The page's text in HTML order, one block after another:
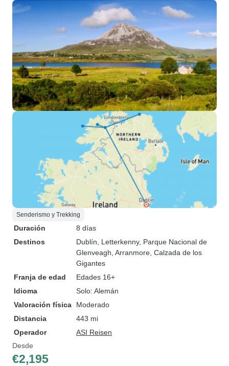
Senderismo y Trekking
Duración
8 días
Destinos
Dublín , Letterkenny, Parque Nacional de
Glenveagh , Arranmore , Calzada de los
Gigantes
Franja de edad
Edades 16+
Idioma
Solo: Alemán
Valoración física
Moderado
Distancia
443 mi
Operador
ASI Reisen
Desde
€2,195